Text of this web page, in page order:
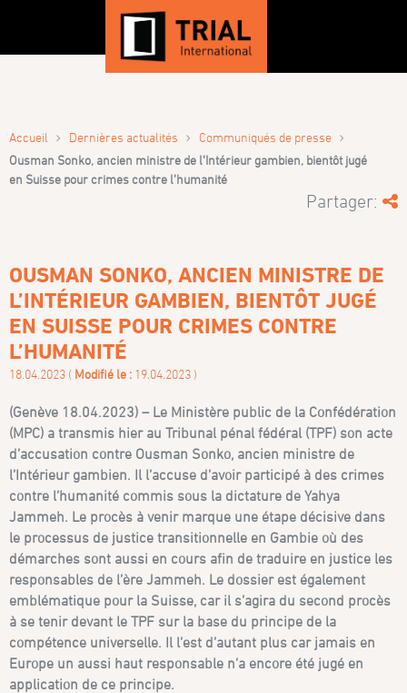
Accueil › Dernières actualités › Communiqués de presse ›
Ousman Sonko, ancien ministre de l’Intérieur gambien, bientôt jugé
en Suisse pour crimes contre l’humanité
Partager:
OUSMAN SONKO, ANCIEN MINISTRE DE
L’INTÉRIEUR GAMBIEN, BIENTÔT JUGÉ
EN SUISSE POUR CRIMES CONTRE
L’HUMANITÉ
18.04.2023 ( Modifié le : 19.04.2023 )
(Genève 18.04.2023) – Le Ministère public de la Confédération
(MPC) a transmis hier au Tribunal pénal fédéral (TPF) son acte
d’accusation contre Ousman Sonko, ancien ministre de
l’Intérieur gambien. Il l’accuse d’avoir participé à des crimes
contre l’humanité commis sous la dictature de Yahya
Jammeh. Le procès à venir marque une étape décisive dans
le processus de justice transitionnelle en Gambie où des
démarches sont aussi en cours afin de traduire en justice les
responsables de l’ère Jammeh. Le dossier est également
emblématique pour la Suisse, car il s’agira du second procès
à se tenir devant le TPF sur la base du principe de la
compétence universelle. Il l’est d’autant plus car jamais en
Europe un aussi haut responsable n’a encore été jugé en
application de ce principe.